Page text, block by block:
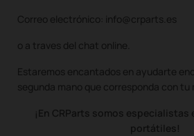
Correo electrónico: info@crparts.es
o a traves del chat online.
Estaremos encantados en ayudarte
segunda mano que corresponda con tu
¡En CRParts somos
portátiles!